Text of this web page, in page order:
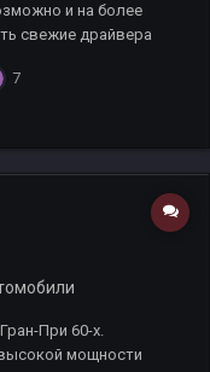
и на более
свежие драйвера
ЦПУ в
ИР, другие фиксы......
7
При 60-х.
мощности